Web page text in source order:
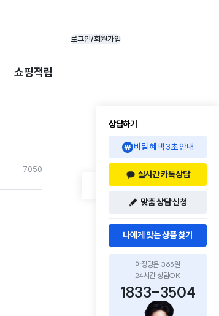
로그인/회원가입
쇼핑적립
7050
상담하기
비밀 혜택 3초 안내
실시간 카톡상담
맞춤 상담 신청
나에게 맞는 상품 찾기
아정당은 365일
24시간 상담OK
1833-3504